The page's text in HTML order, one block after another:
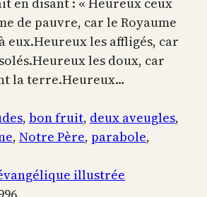
de pauvre, car le Royaume
eux.Heureux les affligés, car
les doux, car
la terre.Heureux…
, bon fruit, deux aveugles
, Notre Père, parabole
illustrée